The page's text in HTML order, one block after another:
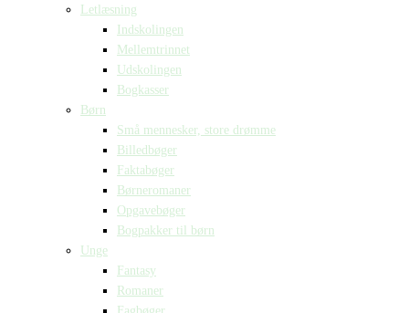
Letlæsning
Indskolingen
Mellemtrinnet
Udskolingen
Bogkasser
Børn
Små mennesker, store drømme
Billedbøger
Faktabøger
Børneromaner
Opgavebøger
Bogpakker til børn
Unge
Fantasy
Romaner